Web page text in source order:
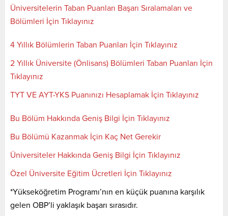
Üniversitelerin Taban Puanları Başarı Sıralamaları ve
Bölümleri İçin Tıklayınız
4 Yıllık Bölümlerin Taban Puanları İçin Tıklayınız
2 Yıllık Üniversite (Önlisans) Bölümleri Taban Puanları İçin
Tıklayınız
TYT VE AYT-YKS Puanınızı Hesaplamak İçin Tıklayınız
Bu Bölüm Hakkında Geniş Bilgi İçin Tıklayınız
Bu Bölümü Kazanmak İçin Kaç Net Gerekir
Üniversiteler Hakkında Geniş Bilgi İçin Tıklayınız
Özel Üniversite Eğitim Ücretleri İçin Tıklayınız
*Yükseköğretim Programı’nın en küçük puanına karşılık
gelen OBP’li yaklaşık başarı sırasıdır.